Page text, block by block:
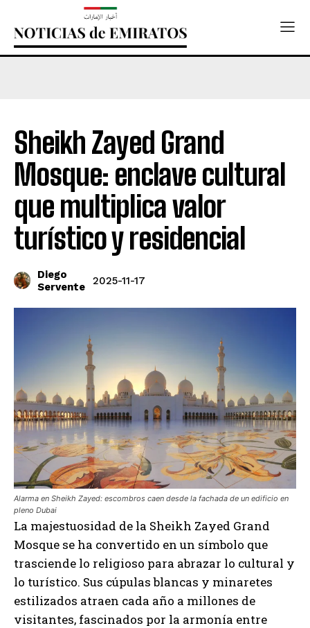
Sheikh Zayed Grand
Mosque: enclave cultural
que multiplica valor
turístico y residencial
Diego
Servente
2025-11-17
Alarma en Sheikh Zayed: escombros caen desde la fachada de un edificio en
pleno Dubai
La majestuosidad de la Sheikh Zayed Grand
Mosque se ha convertido en un símbolo que
trasciende lo religioso para abrazar lo cultural y
lo turístico. Sus cúpulas blancas y minaretes
estilizados atraen cada año a millones de
visitantes, fascinados por la armonía entre